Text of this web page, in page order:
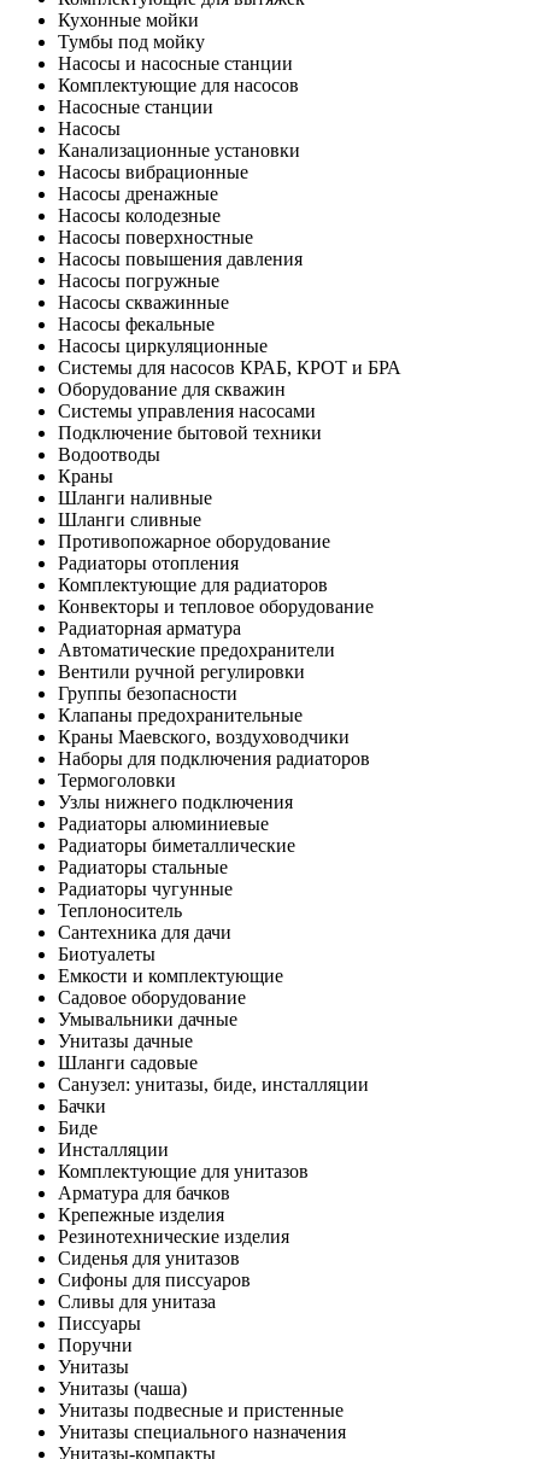
Кухонные мойки
Тумбы под мойку
Насосы и насосные станции
Комплектующие для насосов
Насосные станции
Насосы
Канализационные установки
Насосы вибрационные
Насосы дренажные
Насосы колодезные
Насосы поверхностные
Насосы повышения давления
Насосы погружные
Насосы скважинные
Насосы фекальные
Насосы циркуляционные
Системы для насосов КРАБ, КРОТ и БРА
Оборудование для скважин
Системы управления насосами
Подключение бытовой техники
Водоотводы
Краны
Шланги наливные
Шланги сливные
Противопожарное оборудование
Радиаторы отопления
Комплектующие для радиаторов
Конвекторы и тепловое оборудование
Радиаторная арматура
Автоматические предохранители
Вентили ручной регулировки
Группы безопасности
Клапаны предохранительные
Краны Маевского, воздуховодчики
Наборы для подключения радиаторов
Термоголовки
Узлы нижнего подключения
Радиаторы алюминиевые
Радиаторы биметаллические
Радиаторы стальные
Радиаторы чугунные
Теплоноситель
Сантехника для дачи
Биотуалеты
Емкости и комплектующие
Садовое оборудование
Умывальники дачные
Унитазы дачные
Шланги садовые
Санузел: унитазы, биде, инсталляции
Бачки
Биде
Инсталляции
Комплектующие для унитазов
Арматура для бачков
Крепежные изделия
Резинотехнические изделия
Сиденья для унитазов
Сифоны для писсуаров
Сливы для унитаза
Писсуары
Поручни
Унитазы
Унитазы (чаша)
Унитазы подвесные и пристенные
Унитазы специального назначения
Унитазы-компакты